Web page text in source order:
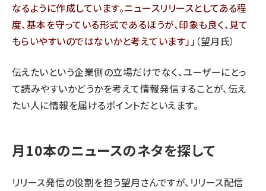
なるように作成しています。ニュースリリースとしてある程
度、基本を守っている形式であるほうが、印象も良く、見て
もらいやすいのではないかと考えています 」（望月氏）
伝えたいという企業側の立場だけでなく、ユーザーにとっ
て読みやすいかどうかを考えて情報発信することが、伝え
たい人に情報を届けるポイントだといえます。
月10本のニュースのネタを探して
リリース発信の役割を担う望月さんですが、リリース配信